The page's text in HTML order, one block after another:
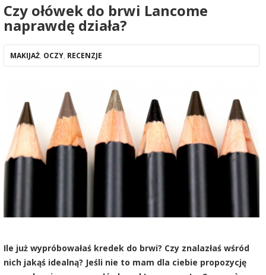
Czy ołówek do brwi Lancome
naprawdę działa?
MAKIJAŻ, OCZY, RECENZJE
Ile już wypróbowałaś kredek do brwi? Czy znalazłaś wśród
nich jakąś idealną? Jeśli nie to mam dla ciebie propozycję